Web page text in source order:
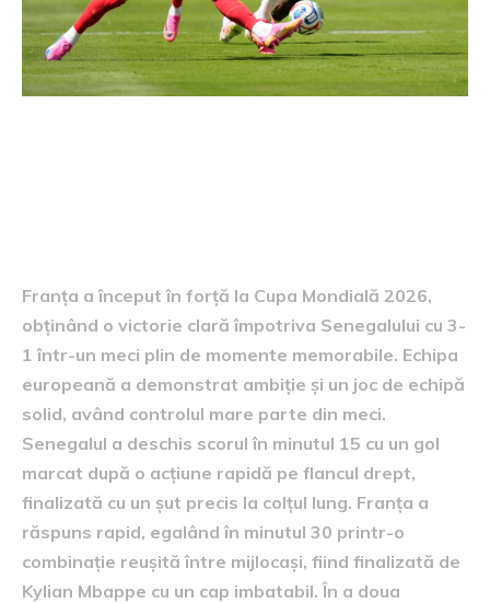
Franța a început în forță la Cupa Mondială 2026,
obținând o victorie clară împotriva Senegalului cu 3-
1 într-un meci plin de momente memorabile. Echipa
europeană a demonstrat ambiție și un joc de echipă
solid, având controlul mare parte din meci.
Senegalul a deschis scorul în minutul 15 cu un gol
marcat după o acțiune rapidă pe flancul drept,
finalizată cu un șut precis la colțul lung. Franța a
răspuns rapid, egalând în minutul 30 printr-o
combinație reușită între mijlocași, fiind finalizată de
Kylian Mbappe cu un cap imbatabil. În a doua